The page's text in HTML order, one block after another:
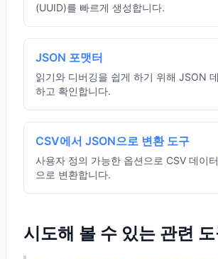
(UUID)를 빠르게 생성합니다.
JSON 포맷터
읽기와 디버깅을 쉽게 하기 위해 JSON
하고 확인합니다.
CSV에서 JSON으로 변환 도구
사용자 정의 가능한 옵션으로 CSV 데이
으로 변환합니다.
시도해 볼 수 있는 관련